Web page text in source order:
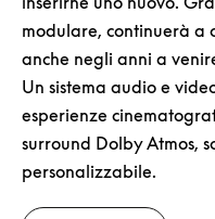
modulare, continuerà a
anche negli anni a
Un sistema audio e
esperienze
surround Dolby Atmos,
personalizzabile.